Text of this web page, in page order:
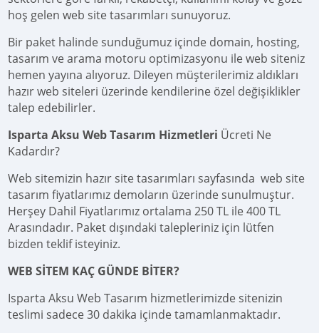
hoş gelen web site tasarımları sunuyoruz.
Bir paket halinde sunduğumuz içinde domain, hosting,
tasarım ve arama motoru optimizasyonu ile web siteniz
hemen yayına alıyoruz. Dileyen müşterilerimiz aldıkları
hazır web siteleri üzerinde kendilerine özel değişiklikler
talep edebilirler.
Isparta Aksu Web Tasarım Hizmetleri Ücreti Ne
Kadardır?
Web sitemizin hazır site tasarımları sayfasında web site
tasarım fiyatlarımız demoların üzerinde sunulmuştur.
Herşey Dahil Fiyatlarımız ortalama 250 TL ile 400 TL
Arasındadır. Paket dışındaki talepleriniz için lütfen
bizden teklif isteyiniz.
WEB SİTEM KAÇ GÜNDE BİTER?
Isparta Aksu Web Tasarım hizmetlerimizde sitenizin
teslimi sadece 30 dakika içinde tamamlanmaktadır.